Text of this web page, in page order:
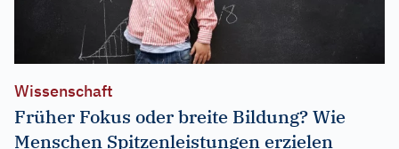
Wissenschaft
Früher Fokus oder breite Bildung? Wie
Menschen Spitzenleistungen erzielen